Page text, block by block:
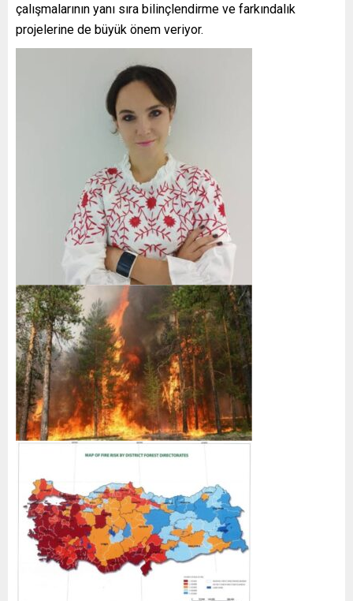
çalışmalarının yanı sıra bilinçlendirme ve farkındalık
projelerine de büyük önem veriyor.